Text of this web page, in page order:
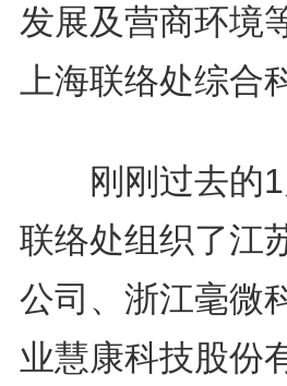
发展及营商环境
上海联络处综合
刚刚过去的1
联络处组织了江
公司、浙江毫微
业慧康科技股份